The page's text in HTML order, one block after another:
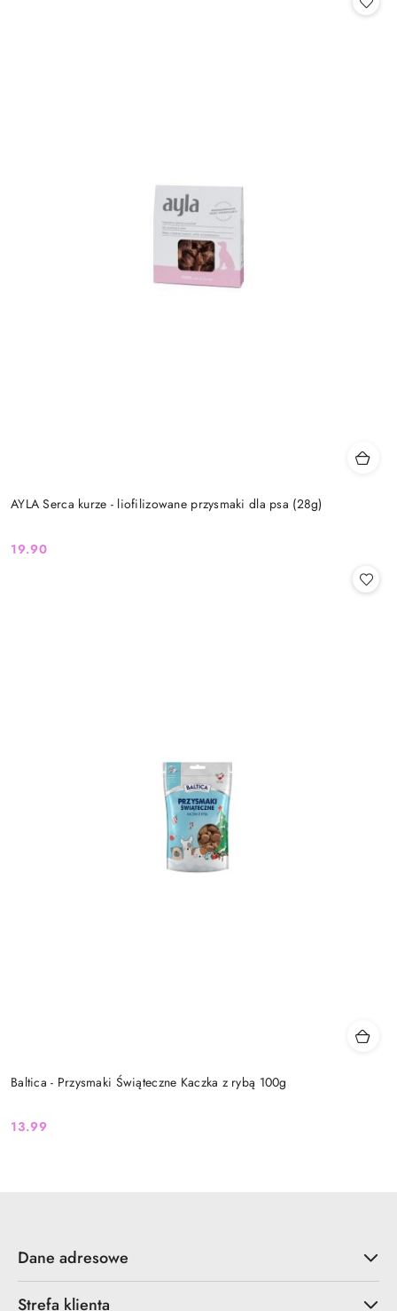
AYLA Serca kurze - liofilizowane przysmaki dla psa (28g)
Cena:
19.90
Baltica - Przysmaki Świąteczne Kaczka z rybą 100g
Cena:
13.99
Dane adresowe
Strefa klienta